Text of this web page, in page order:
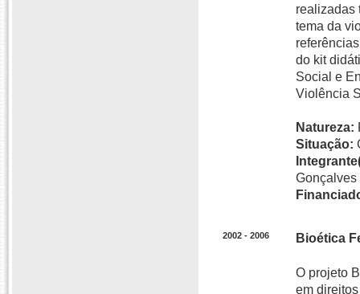
realizadas
tema da
do kit
Social e
Violência
Natureza:
Situação:
2002 - 2006 Bioética
O projeto
em